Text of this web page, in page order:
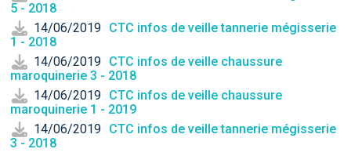
5 - 2018
14/06/2019 CTC infos de veille tannerie mégisserie
1 - 2018
14/06/2019 CTC infos de veille chaussure
maroquinerie 3 - 2018
14/06/2019 CTC infos de veille chaussure
maroquinerie 1 - 2019
14/06/2019 CTC infos de veille tannerie mégisserie
3 - 2018